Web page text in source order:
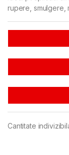
rupere, smulgere,
Cantitate